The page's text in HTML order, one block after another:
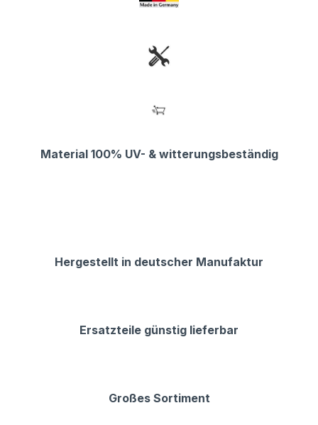
Material 100% UV- & witterungsbeständig
Hergestellt in deutscher Manufaktur
Ersatzteile günstig lieferbar
Großes Sortiment